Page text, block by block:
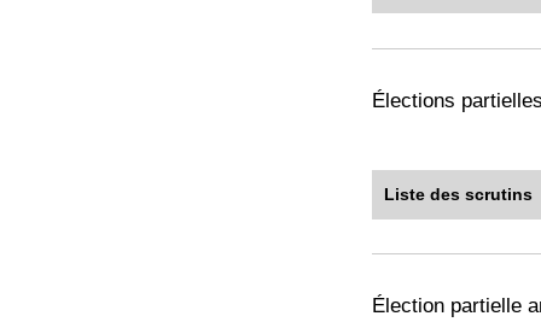
Élections
Liste des scrutins
Élection partielle